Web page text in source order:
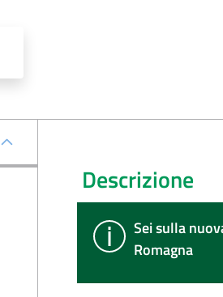
Descrizione
Sei sulla
Romagna